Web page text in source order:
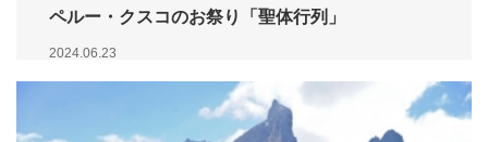
ペルー・クスコのお祭り「聖体行列」
2024.06.23